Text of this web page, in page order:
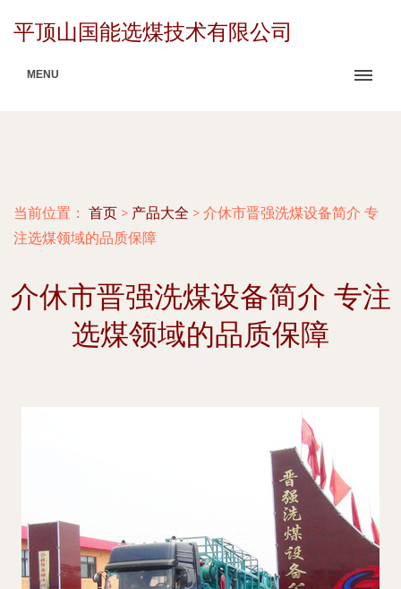
平顶山国能选煤技术有限公司
MENU
当前位置： 首页 > 产品大全 > 介休市晋强洗煤设备简介 专
注选煤领域的品质保障
介休市晋强洗煤设备简介 专注
选煤领域的品质保障